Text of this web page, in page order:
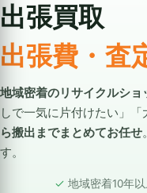
出張買取
出張費・査
地域密着のリサイクルショ
しで一気に片付けたい」「
ら搬出までまとめてお任せ
す。
地域密着10年